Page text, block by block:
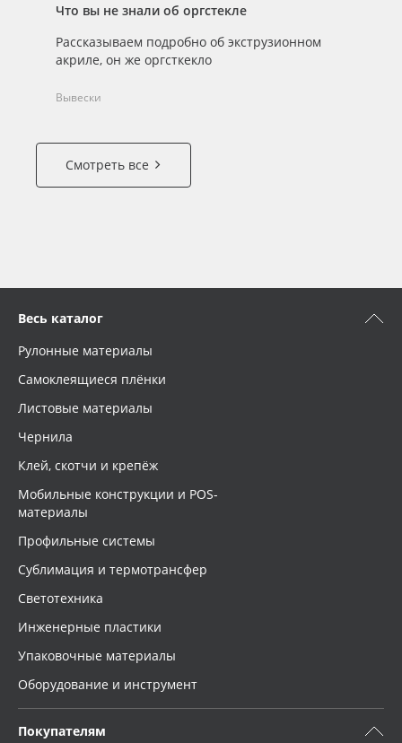
Что вы не знали об оргстекле
Рассказываем подробно об экструзионном
акриле, он же оргсткекло
Вывески
Смотреть все
Весь каталог
Рулонные материалы
Самоклеящиеся плёнки
Листовые материалы
Чернила
Клей, скотчи и крепёж
Мобильные конструкции и POS-
материалы
Профильные системы
Сублимация и термотрансфер
Светотехника
Инженерные пластики
Упаковочные материалы
Оборудование и инструмент
Покупателям